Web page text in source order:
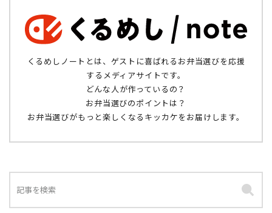
くるめしノートとは、ゲストに喜ばれるお弁当選びを応援
するメディアサイトです。
どんな人が作っているの？
お弁当選びのポイントは？
お弁当選びがもっと楽しくなるキッカケをお届けします。